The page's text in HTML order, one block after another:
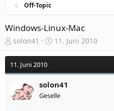
Off-Topic
Windows-Linux-Mac
E
s
l
solon41
E
s
l
l
11. Juni 2010
11. Juni 2010
solon41
Geselle